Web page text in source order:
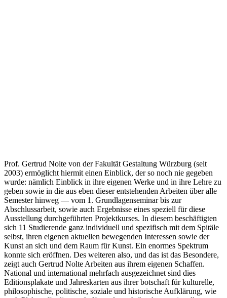
Prof. Gertrud Nolte von der Fakultät Gestaltung Würzburg (seit
2003) ermöglicht hiermit einen Einblick, der so noch nie gegeben
wurde: nämlich Einblick in ihre eigenen Werke und in ihre Lehre zu
geben sowie in die aus eben dieser entstehenden Arbeiten über alle
Semester hinweg — vom 1. Grundlagenseminar bis zur
Abschlussarbeit, sowie auch Ergebnisse eines speziell für diese
Ausstellung durchgeführten Projektkurses. In diesem beschäftigten
sich 11 Studierende ganz individuell und spezifisch mit dem Spitäle
selbst, ihren eigenen aktuellen bewegenden Interessen sowie der
Kunst an sich und dem Raum für Kunst. Ein enormes Spektrum
konnte sich eröffnen. Des weiteren also, und das ist das Besondere,
zeigt auch Gertrud Nolte Arbeiten aus ihrem eigenen Schaffen.
National und international mehrfach ausgezeichnet sind dies
Editionsplakate und Jahreskarten aus ihrer botschaft für kulturelle,
philosophische, politische, soziale und historische Aufklärung, wie